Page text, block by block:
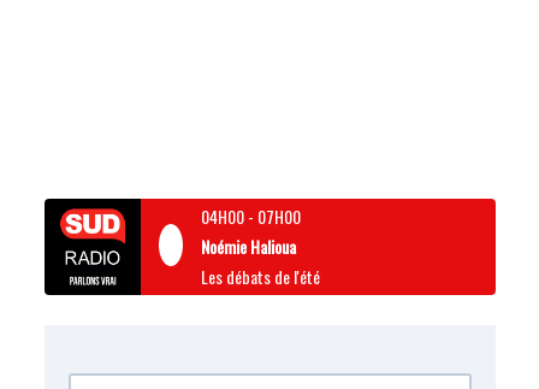
04H00- 07H00
Noémie Halioua
Les débats de l'été